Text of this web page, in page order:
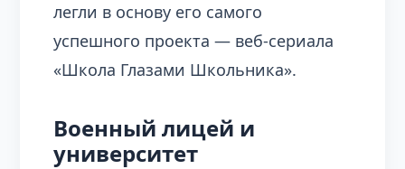
легли в основу его самого
успешного проекта — веб-сериала
«Школа Глазами Школьника».
Военный лицей и
университет